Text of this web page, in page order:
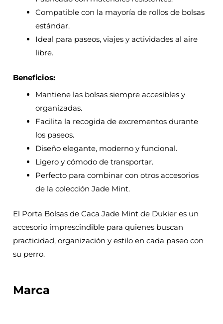
Compatible con la mayoría de rollos de bolsas
estándar.
Ideal para paseos, viajes y actividades al aire
libre.
Beneficios:
Mantiene las bolsas siempre accesibles y
organizadas.
Facilita la recogida de excrementos durante
los paseos.
Diseño elegante, moderno y funcional.
Ligero y cómodo de transportar.
Perfecto para combinar con otros accesorios
de la colección Jade Mint.
El Porta Bolsas de Caca Jade Mint de Dukier es un
accesorio imprescindible para quienes buscan
practicidad, organización y estilo en cada paseo con
su perro.
Marca